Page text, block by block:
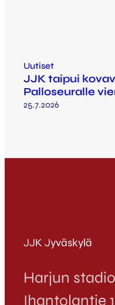
Uutiset
JJK taipui
Palloseuralle
25.7.2026
JJK Jyväskylä
Harjun
Ihantolantie 1